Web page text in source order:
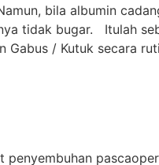
bila albumin
tidak bugar. Itulah
Gabus / Kutuk secara